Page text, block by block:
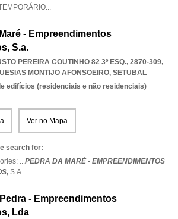
...
- Empreendimentos
S.a.
PEREIRA COUTINHO 82 3º ESQ., 2870-309,
MONTIJO AFONSOEIRO, SETUBAL
edifícios (residenciais e não residenciais)
Ver no Mapa
search for:
...PEDRA DA MARÉ - EMPREENDIMENTOS
S.A....
- Empreendimentos
Lda